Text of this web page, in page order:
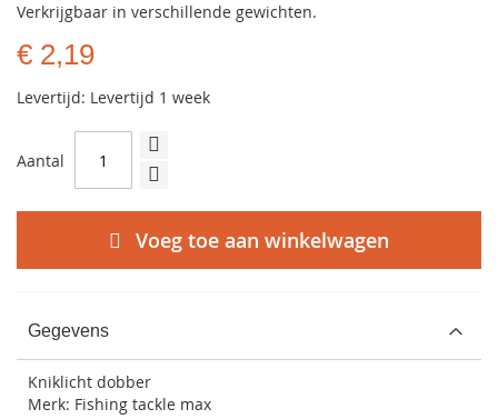
Verkrijgbaar in verschillende gewichten.
€ 2,19
Levertijd: Levertijd 1 week
Aantal
Voeg toe aan winkelwagen
Gegevens
Kniklicht dobber
Merk: Fishing tackle max